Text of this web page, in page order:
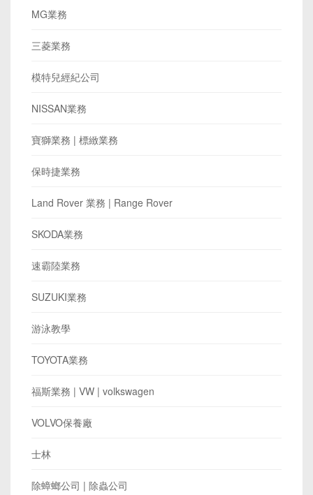
MG業務
三菱業務
模特兒經紀公司
NISSAN業務
寶獅業務 | 標緻業務
保時捷業務
Land Rover 業務 | Range Rover
SKODA業務
速霸陸業務
SUZUKI業務
游泳教學
TOYOTA業務
​福斯業務 | VW | volkswagen
VOLVO保養廠
士林
除蟑螂公司 | 除蟲公司